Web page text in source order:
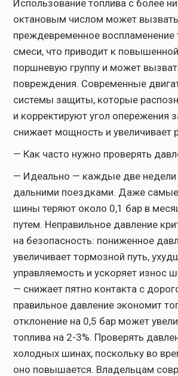
Использование топлива с более
октановым числом может
преждевременное воспламенение
смеси, что приводит к
поршневую группу и может
повреждения. Современные
системы защиты, которые
и корректируют угол опережения
снижает мощность и увеличивает
— Как часто нужно проверять
— Идеально — каждые две недели
дальними поездками. Даже
шины теряют около 0,1 бар в
путем. Неправильное давление
на безопасность: пониженное
увеличивает тормозной путь,
управляемость и ускоряет износ
— снижает пятно контакта с
правильное давление экономит
отклонение на 0,5 бар может
топлива на 2-3%. Проверять
холодных шинах, поскольку во
оно повышается. Владельцам